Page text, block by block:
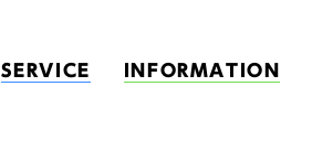
SERVICE INFORMATION